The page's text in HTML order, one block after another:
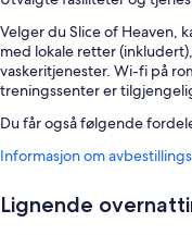
Velger du Slice of Heaven,
med lokale retter
vaskeritjenester. Wi-fi på
treningssenter er
Du får også følgende
Selvbetjent parkering
Informasjon om
Lignende